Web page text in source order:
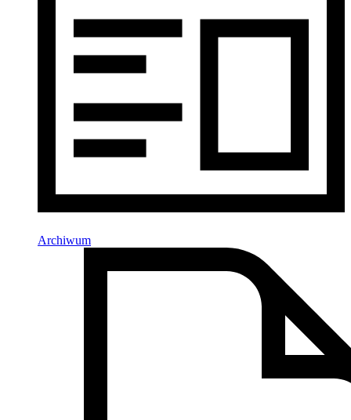
Archiwum